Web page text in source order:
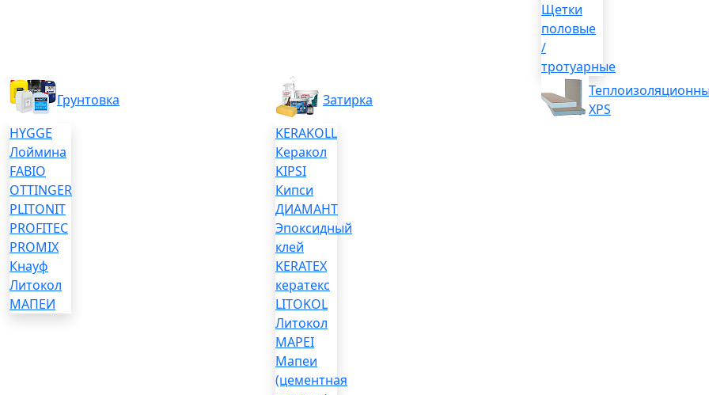
Щетки
половые
/
тротуарные
Грунтовка
HYGGE
Лоймина
FABIO
OTTINGER
PLITONIT
PROFITEC
PROMIX
Кнауф
Литокол
МАПЕИ
Затирка
KERAKOLL
Керакол
KIPSI
Кипси
ДИАМАНТ
Эпоксидный
клей
KERATEX
кератекс
LITOKOL
Литокол
MAPEI
Мапеи
(цементная
XPS